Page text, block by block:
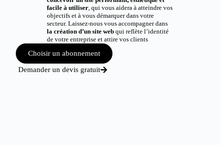
facile à utiliser, qui vous aidera à atteindre vos
objectifs et à vous démarquer dans votre
secteur. Laissez-nous vous accompagner dans
la création d’un site webqui reflète l’identité
de votre entreprise et attire vos clients
Choisir un abonnement
Demander un devis gratuit